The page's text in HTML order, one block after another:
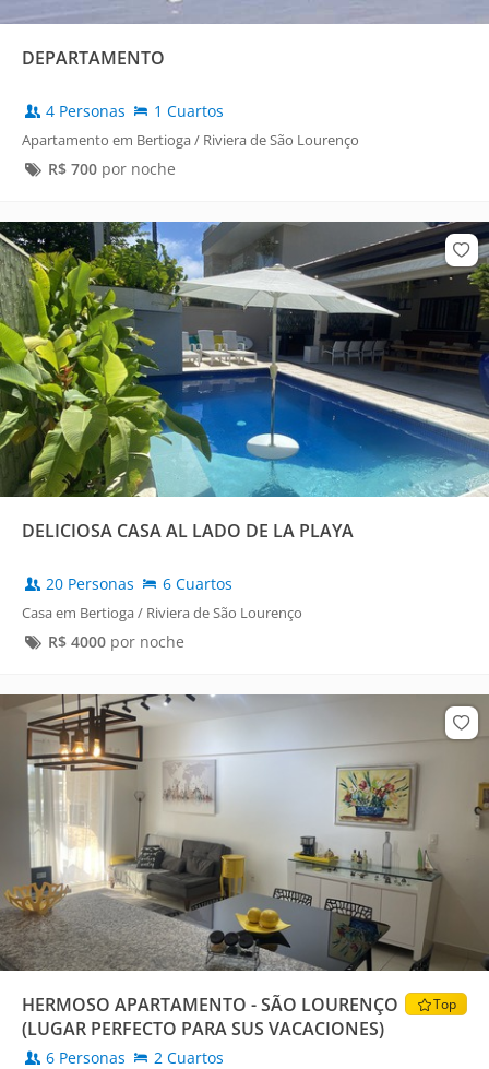
DEPARTAMENTO
4 Personas 1 Cuartos
Apartamento em Bertioga / Riviera de São Lourenço
R$ 700por noche
DELICIOSA CASA AL LADO DE LA PLAYA
20 Personas 6 Cuartos
Casa em Bertioga / Riviera de São Lourenço
R$ 4000por noche
Top
HERMOSO APARTAMENTO - SÃO LOURENÇO
(LUGAR PERFECTO PARA SUS VACACIONES)
6 Personas 2 Cuartos